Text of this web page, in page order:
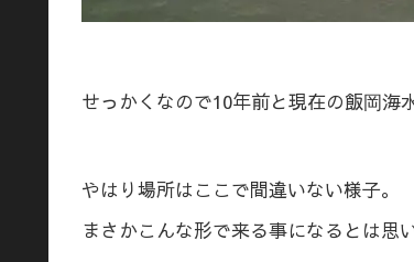
せっかくなので10年前と現在の飯岡海
やはり場所はここで間違いない様子。
まさかこんな形で来る事になるとは思